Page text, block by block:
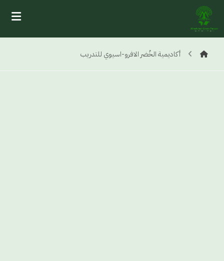
أكاديمية الخُضر الافرو-اسيوي للتدريب